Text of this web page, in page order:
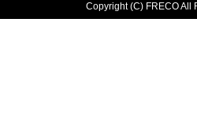
Copyright (C) FRECO All